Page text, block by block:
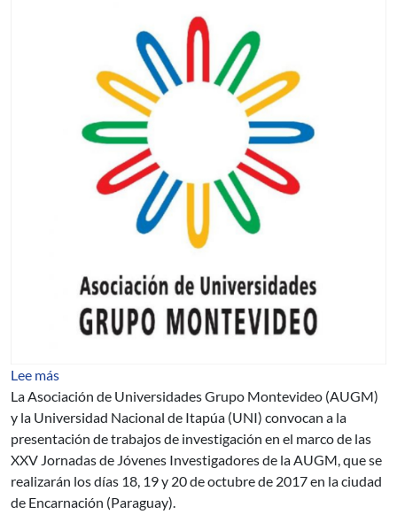
Lee mássobre XXV Jornadas de Jóvenes Investigadores de la
La Asociación de Universidades Grupo Montevideo (AUGM)
y la Universidad Nacional de Itapúa (UNI) convocan a la
presentación de trabajos de investigación en el marco de las
XXV Jornadas de Jóvenes Investigadores de la AUGM, que se
realizarán los días 18, 19 y 20 de octubre de 2017 en la ciudad
de Encarnación (Paraguay).